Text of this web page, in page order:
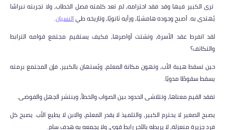
ترى الكبير فيها وقد فقد احترامه، لم تعد كلمته فصل الخطاب، ولا تجربته نبراسًا
يُهتدى به. أصبح وجوده هامشيًا، ورأيه ثانويًا، وتاريخه طيالنسيان.
لقد انفرط عقد الأسرة، وتشتت أواصرها، فكيف يستقيم مجتمع قوامه الترابط
والتكاتف؟
حين تسقط هيبة الأب، وتهون مكانة المعلم، ويُستهان بالكبير، فإن المجتمع برمته
يسقط سقوطًا مدويًا.
تفقد القيم معناها، وتتلاشى الحدود بين الصواب والخطأ، وينتشر الجهل والفوضى.
يصبح الصغير لا يحترم الكبير، والتلميذ لا يقدر المعلم، والابن لا يطيع الأب. يصبح كل
فرد جزيرة منعزلة، لا يربطه بالآخر رابط قوي، ولا يجمعه به هدف سامٍ.